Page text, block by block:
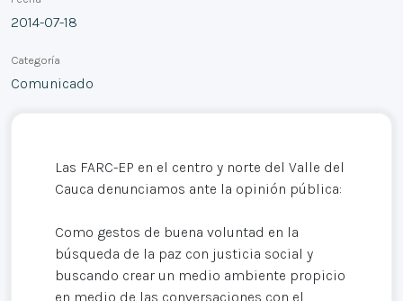
2014-07-18
Categoría
Comunicado
Las FARC-EP en el centro y norte del Valle del
Cauca denunciamos ante la opinión pública:
Como gestos de buena voluntad en la
búsqueda de la paz con justicia social y
buscando crear un medio ambiente propicio
en medio de las conversaciones con el